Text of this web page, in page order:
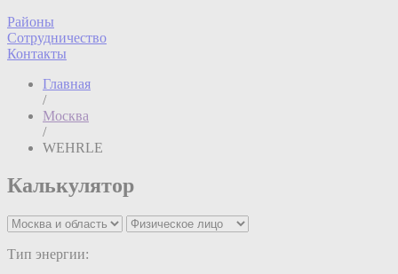
Районы
Сотрудничество
Контакты
Главная
/
Москва
/
WEHRLE
Калькулятор
Тип энергии: